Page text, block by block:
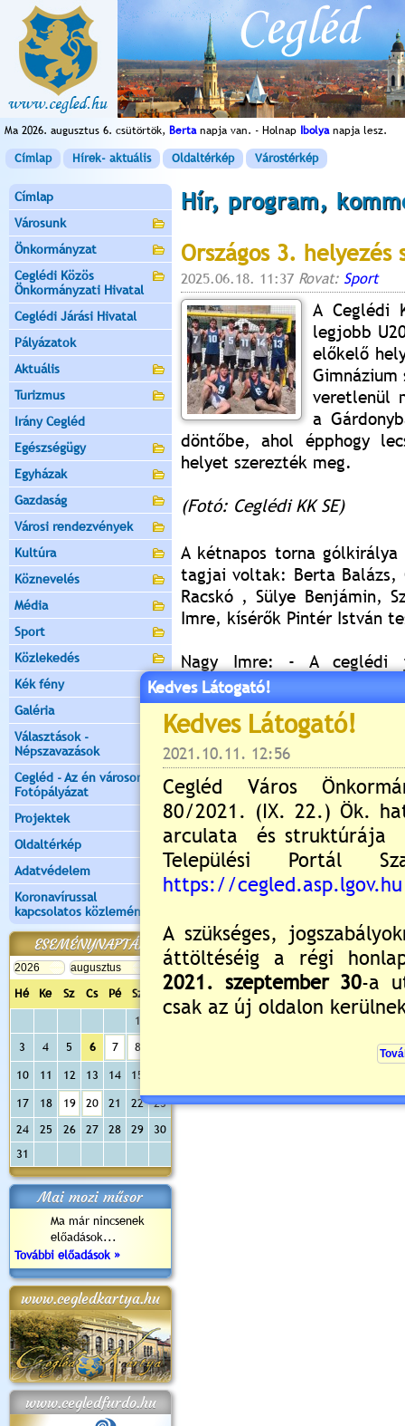
Ma 2026. augusztus 6. csütörtök, Bertanapja van. - Holnap Ibolyanapja lesz.
Címlap Hírek- aktuális Oldaltérkép Várostérkép
Címlap
Városunk
Önkormányzat
Ceglédi Közös
Önkormányzati Hivatal
Ceglédi Járási Hivatal
Pályázatok
Aktuális
Turizmus
Irány Cegléd
Egészségügy
Egyházak
Gazdaság
Városi rendezvények
Kultúra
Köznevelés
Média
Sport
Közlekedés
Kék fény
Galéria
Választások -
Népszavazások
Cegléd - Az én városom -
Fotópályázat
Projektek
Oldaltérkép
Adatvédelem
Koronavírussal
kapcsolatos közlemények
ESEMÉNYNAPTÁR
Hé Ke Sz Cs Pé Sz
Va
1
3
4 5 6 7 8
10 11 12 13 14 15
17 18 19 20 21 22
23
24
25 26 27 28 29
30
31
Mai mozi műsor
Ma már nincsenek
előadások...
További előadások »
www.cegledkartya.hu
www.cegledfurdo.hu
Hír, program,
Országos 3.
2025.06.18. 11:37 Rovat: Sport
A Ceglédi
legjobb
előkelő
veretlenül
a
döntőbe, ahol épphogy
helyet szerezték meg.
(Fotó: Ceglédi KK SE)
A kétnapos torna
tagjai voltak: Berta Balázs,
Racskó , Sülye Benjámin,
Imre, kísérők Pintér István
Nagy Imre: - A ceglédi
legfontosabb az volt,
döntőbe jutottunk. A
az elődöntőben, ez a
bronzmeccsen, így az ifi
szezonzárás volt.
Értékelés: 5 /1
Még nincsenek hozzászólások
Új hozzászólás:
Kérjük jelentkezzen be,
Kedves Látogató!